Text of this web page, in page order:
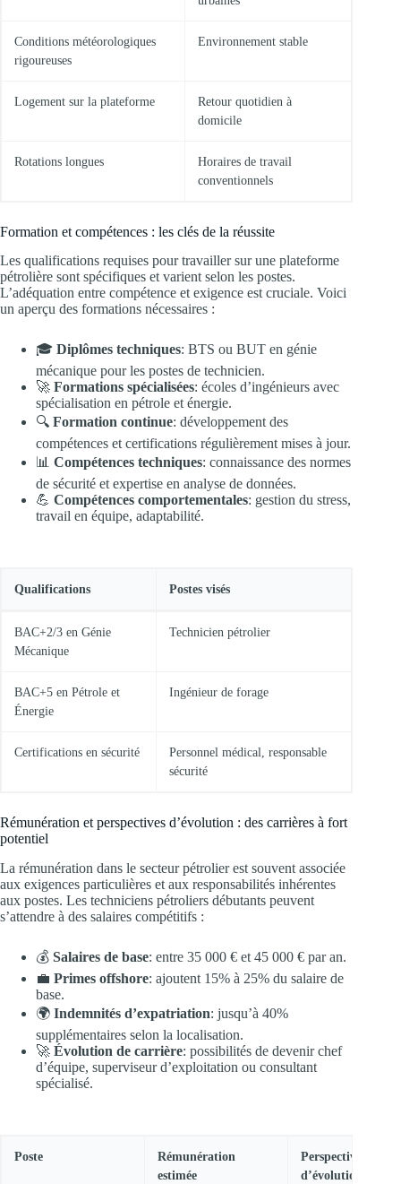
Conditions météorologiques
rigoureuses
Environnement stable
Logement sur la plateforme
Retour quotidien à
domicile
Rotations longues
Horaires de travail
conventionnels
Formation et compétences : les clés de la réussite
Les qualifications requises pour travailler sur une plateforme
pétrolière sont spécifiques et varient selon les postes.
L’adéquation entre compétence et exigence est cruciale. Voici
un aperçu des formations nécessaires :
🎓 Diplômes techniques: BTS ou BUT en génie
mécanique pour les postes de technicien.
🚀 Formations spécialisées: écoles d’ingénieurs avec
spécialisation en pétrole et énergie.
🔍 Formation continue: développement des
compétences et certifications régulièrement mises à jour.
📊 Compétences techniques: connaissance des normes
de sécurité et expertise en analyse de données.
💪 Compétences comportementales: gestion du stress,
travail en équipe, adaptabilité.
Qualifications Postes visés
BAC+2/3 en Génie
Mécanique
Technicien pétrolier
BAC+5 en Pétrole et
Énergie
Ingénieur de forage
Certifications en sécurité
Personnel médical, responsable
sécurité
Rémunération et perspectives d’évolution : des carrières à fort
potentiel
La rémunération dans le secteur pétrolier est souvent associée
aux exigences particulières et aux responsabilités inhérentes
aux postes. Les techniciens pétroliers débutants peuvent
s’attendre à des salaires compétitifs :
💰 Salaires de base: entre 35 000 € et 45 000 € par an.
💼 Primes offshore: ajoutent 15% à 25% du salaire de
base.
🌍 Indemnités d’expatriation: jusqu’à 40%
supplémentaires selon la localisation.
🚀 Évolution de carrière: possibilités de devenir chef
d’équipe, superviseur d’exploitation ou consultant
spécialisé.
Poste
Rémunération
estimée
Perspectives
d’évolution